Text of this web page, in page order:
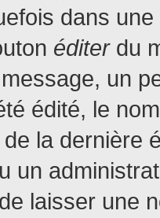
dans
éditerdu
un
édité, le
de la dernière
un
laisser une